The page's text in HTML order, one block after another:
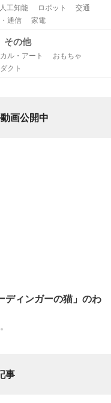
工知能 ロボット
交通
通信
家電
その他
ル・アート
おもちゃ
クト
画公開中
ディンガーの猫」のわ
事